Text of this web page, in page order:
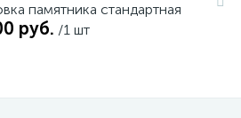
памятника стандартная
руб. /1 шт